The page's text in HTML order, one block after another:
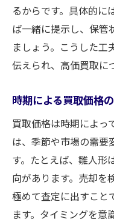
るからです。具体的に
ば一緒に提示し、保管
ましょう。こうした工
伝えられ、高価買取に
時期による買取価格
買取価格は時期によっ
は、季節や市場の需要
す。たとえば、雛人形
向があります。売却を
極めて査定に出すこと
ます。タイミングを意